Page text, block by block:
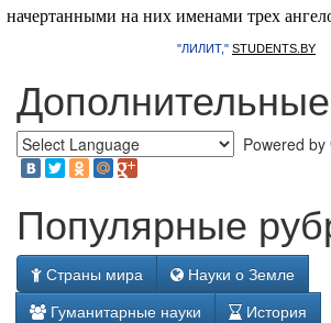
начертанными на них именами трех
"ЛИЛИТ," STUDENTS.BY
Powered by
Популярные
Страны мира
Науки о Земле
Гуманитарные науки
История